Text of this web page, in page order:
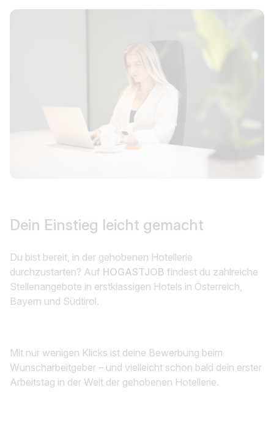
Dein Einstieg leicht gemacht
Du bist bereit, in der gehobenen Hotellerie
durchzustarten? Auf HOGASTJOB findest du zahlreiche
Stellenangebote in erstklassigen Hotels in Österreich,
Bayern und Südtirol.
Mit nur wenigen Klicks ist deine Bewerbung beim
Wunscharbeitgeber – und vielleicht schon bald dein erster
Arbeitstag in der Welt der gehobenen Hotellerie.